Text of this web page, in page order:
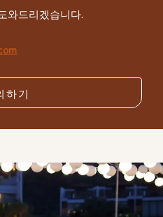
와드리겠습니다.
하기